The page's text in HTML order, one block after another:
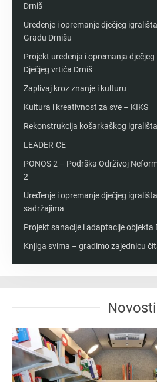
Drniš
Uređenje i opremanje dječjeg
Gradu Drnišu
Projekt uređenja i opremanja
Dječjeg vrtića Drniš
Zaplivaj kroz znanje i kulturu
Kultura i kreativnost za sve – KIKS
Rekonstrukcija košarkaškog
LEADER-CE
PONOS 2 – Podrška Održivoj
2
Uređenje i opremanje dječjeg
sadržajima
Projekt sanacije i adaptacije objekta
Knjiga svima – gradimo zajednicu
Novosti